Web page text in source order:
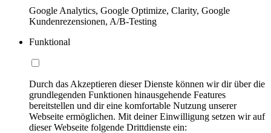
Google Analytics, Google Optimize, Clarity, Google
Kundenrezensionen, A/B-Testing
Funktional
Durch das Akzeptieren dieser Dienste können wir dir über die
grundlegenden Funktionen hinausgehende Features
bereitstellen und dir eine komfortable Nutzung unserer
Webseite ermöglichen. Mit deiner Einwilligung setzen wir auf
dieser Webseite folgende Drittdienste ein: